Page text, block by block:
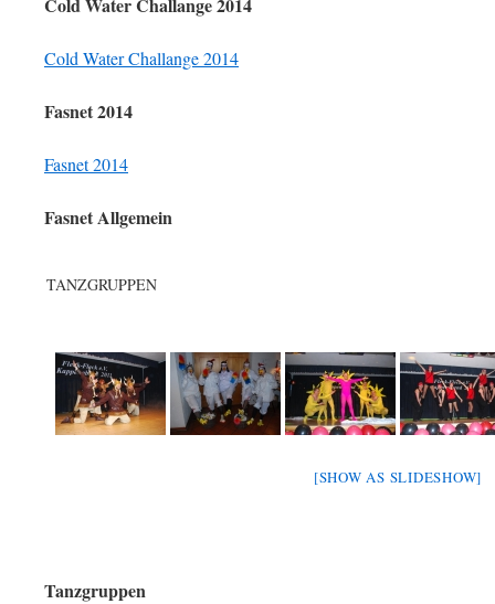
Cold Water Challange 2014
Fasnet 2014
Fasnet 2014
Fasnet Allgemein
TANZGRUPPEN
[SHOW AS SLIDESHOW]
Tanzgruppen